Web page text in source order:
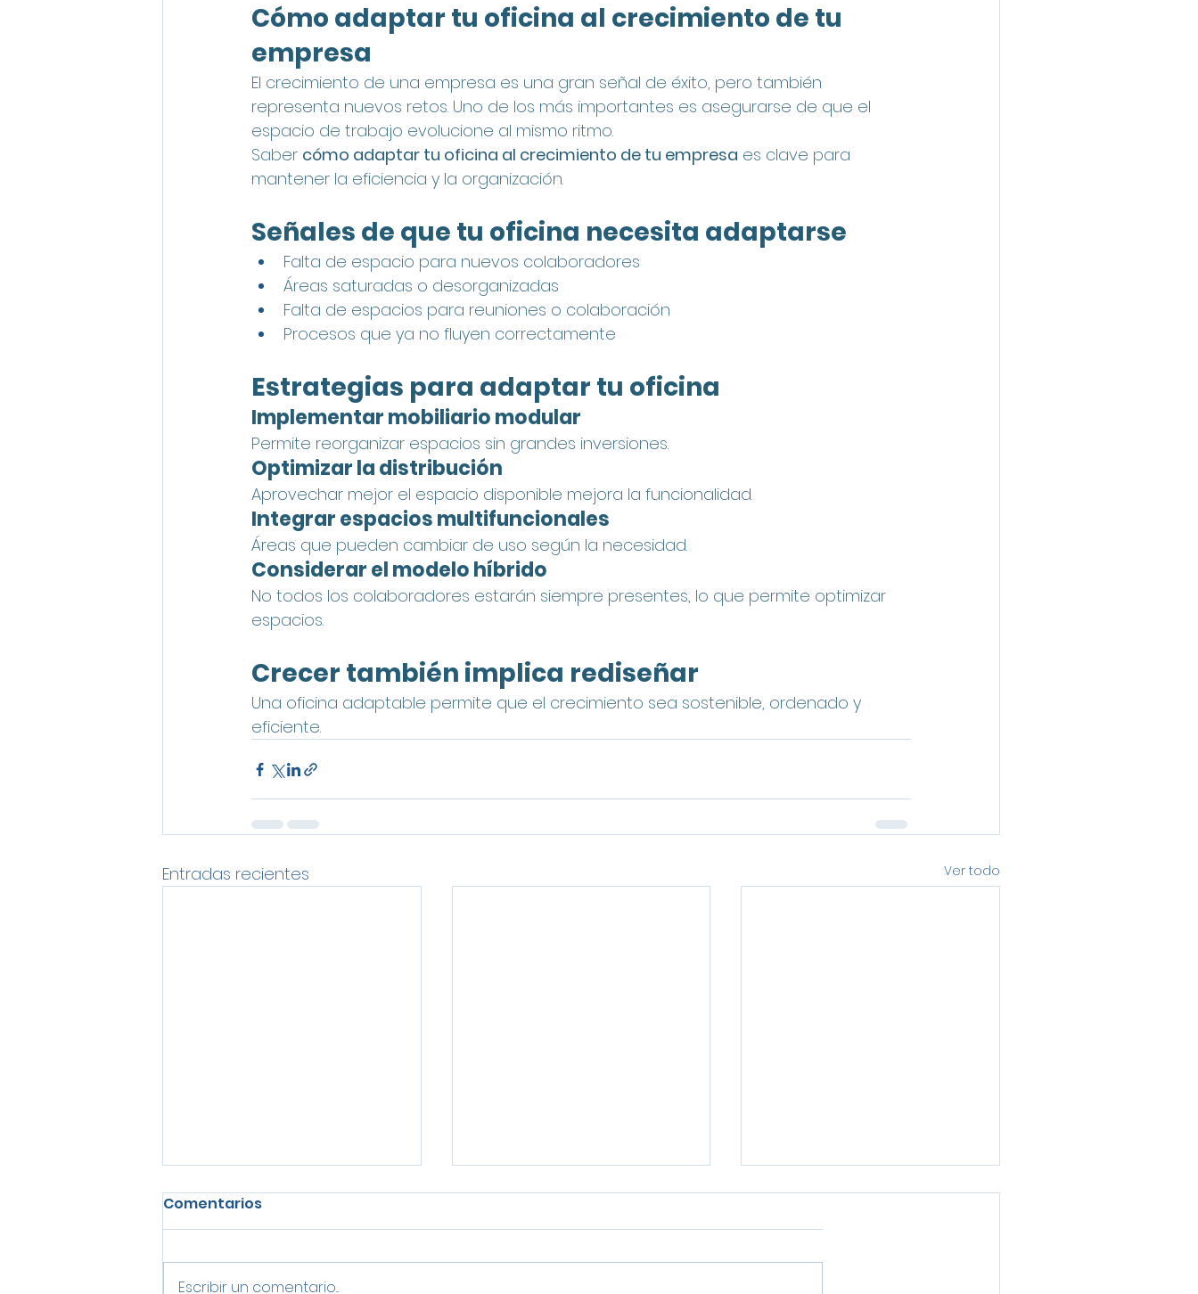
Cómo adaptar tu oficina al crecimiento de tu
empresa
El crecimiento de una empresa es una gran señal de éxito, pero también
representa nuevos retos. Uno de los más importantes es asegurarse de que el
espacio de trabajo evolucione al mismo ritmo.
Saber cómo adaptar tu oficina al crecimiento de tu empresa es clave para
mantener la eficiencia y la organización.
Señales de que tu oficina necesita adaptarse
Falta de espacio para nuevos colaboradores
Áreas saturadas o desorganizadas
Falta de espacios para reuniones o colaboración
Procesos que ya no fluyen correctamente
Estrategias para adaptar tu oficina
Implementar mobiliario modular
Permite reorganizar espacios sin grandes inversiones.
Optimizar la distribución
Aprovechar mejor el espacio disponible mejora la funcionalidad.
Integrar espacios multifuncionales
Áreas que pueden cambiar de uso según la necesidad.
Considerar el modelo híbrido
No todos los colaboradores estarán siempre presentes, lo que permite optimizar
espacios.
Crecer también implica rediseñar
Una oficina adaptable permite que el crecimiento sea sostenible, ordenado y
eficiente.
Entradas recientes Ver todo
Comentarios
Escribir un comentario...